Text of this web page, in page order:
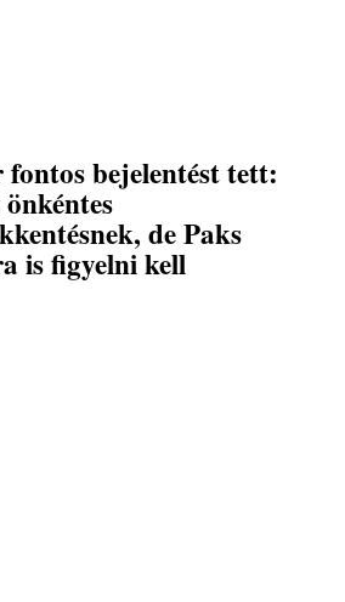
bejelentést tett:
de Paks
is figyelni kell